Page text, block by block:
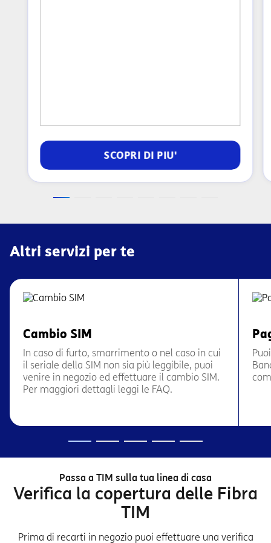
SCOPRI DI PIU'
Altri servizi per te
Cambio SIM
In caso di furto, smarrimento o nel caso in cui
il seriale della SIM non sia più leggibile, puoi
venire in negozio ed effettuare il cambio SIM.
Per maggiori dettagli leggi le FAQ.
Passa a TIM sulla tua linea di casa
Verifica la copertura delle Fibra
TIM
Prima di recarti in negozio puoi effettuare una verifica